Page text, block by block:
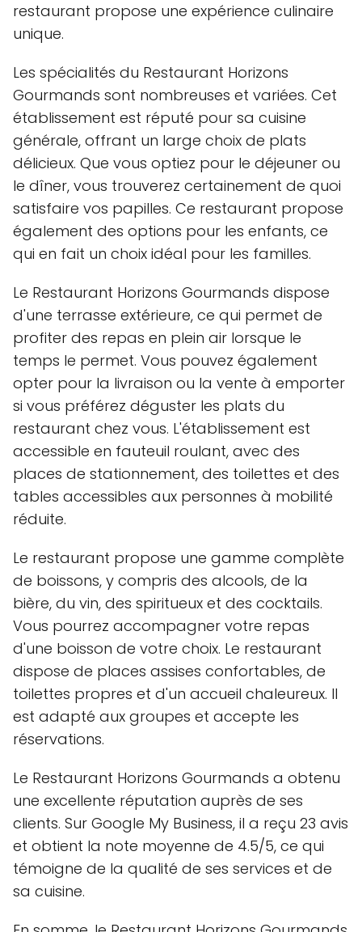
restaurant propose une expérience culinaire
unique.
Les spécialités du Restaurant Horizons
Gourmands sont nombreuses et variées. Cet
établissement est réputé pour sa cuisine
générale, offrant un large choix de plats
délicieux. Que vous optiez pour le déjeuner ou
le dîner, vous trouverez certainement de quoi
satisfaire vos papilles. Ce restaurant propose
également des options pour les enfants, ce
qui en fait un choix idéal pour les familles.
Le Restaurant Horizons Gourmands dispose
d'une terrasse extérieure, ce qui permet de
profiter des repas en plein air lorsque le
temps le permet. Vous pouvez également
opter pour la livraison ou la vente à emporter
si vous préférez déguster les plats du
restaurant chez vous. L'établissement est
accessible en fauteuil roulant, avec des
places de stationnement, des toilettes et des
tables accessibles aux personnes à mobilité
réduite.
Le restaurant propose une gamme complète
de boissons, y compris des alcools, de la
bière, du vin, des spiritueux et des cocktails.
Vous pourrez accompagner votre repas
d'une boisson de votre choix. Le restaurant
dispose de places assises confortables, de
toilettes propres et d'un accueil chaleureux. Il
est adapté aux groupes et accepte les
réservations.
Le Restaurant Horizons Gourmands a obtenu
une excellente réputation auprès de ses
clients. Sur Google My Business, il a reçu 23 avis
et obtient la note moyenne de 4.5/5, ce qui
témoigne de la qualité de ses services et de
sa cuisine.